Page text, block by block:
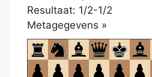
Resultaat: 1/2-1/2
Metagegevens »
om
te
openen.